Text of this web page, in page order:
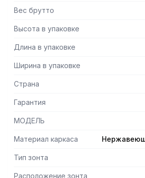
0,8мм
— Поставляется в собранном виде
Вес брутто
Высота в упаковке
Длина в упаковке
Ширина в упаковке
Страна
Гарантия
МОДЕЛЬ
Материал каркаса
Тип зонта
Расположение зонта